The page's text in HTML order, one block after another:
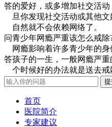
答的爱好，或多增加社交活
旦你发现社交活动或其他
自然就不会依赖网络了。
问青少年网瘾严重该怎么戒除
答
网瘾影响着许多青少年的
孩子的一生，一般网瘾严
个时候好的办法就是送去戒
首页
医院简介
专家建议